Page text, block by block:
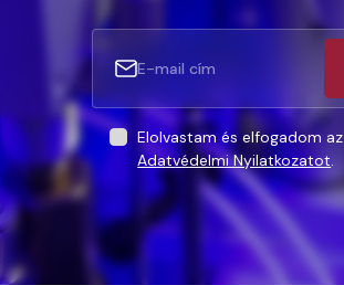
Elolvastam és elfogadom az
Adatvédelmi Nyilatkozatot.